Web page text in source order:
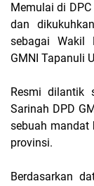
Memulai di
dan
sebagai Wakil
GMNI Tapanuli
​Resmi dilantik
Sarinah DPD
sebuah mandat
provinsi.
​Berdasarkan